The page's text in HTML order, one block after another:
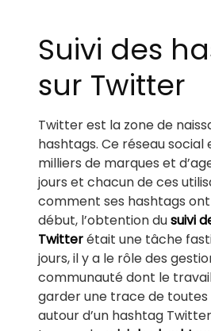
Suivi des
sur Twitter
Twitter est la zone de
hashtags. Ce réseau social
milliers de marques et
jours et chacun de ces
comment ses hashtags
début, l’obtention dusuivi
Twitterétait une tâche
jours, il y a le rôle des
communauté dont le
garder une trace de toutes
autour d’un hashtag